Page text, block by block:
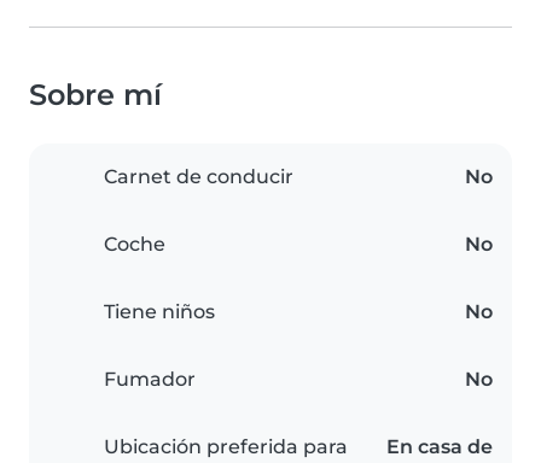
Sobre mí
Carnet de conducir No
Coche No
Tiene niños No
Fumador No
Ubicación preferida para
En casa de